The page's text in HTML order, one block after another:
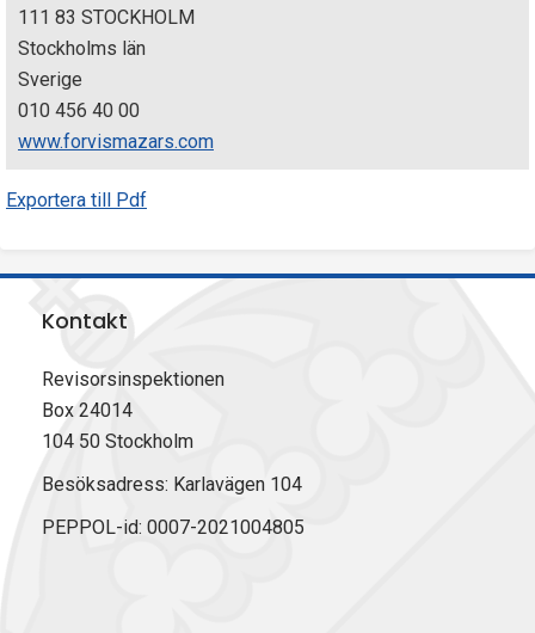
111 83 STOCKHOLM
Stockholms län
Sverige
010 456 40 00
www.forvismazars.com
Exportera till Pdf
Kontakt
Revisorsinspektionen
Box 24014
104 50 Stockholm
Besöksadress: Karlavägen 104
PEPPOL-id: 0007-2021004805